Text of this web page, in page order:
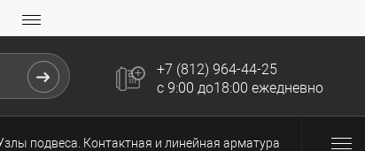
+7 (812) 964-44-25
с 9:00 до18:00 ежедневно
подвеса. Контактная и линейная арматура